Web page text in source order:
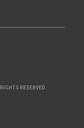
RESERVED.